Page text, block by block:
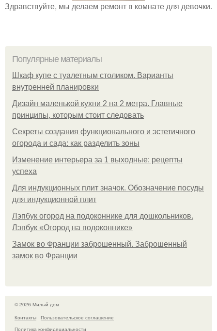
Здравствуйте, мы делаем ремонт в комнате для девочки.
Популярные материалы
Шкаф купе с туалетным столиком. Варианты
внутренней планировки
Дизайн маленькой кухни 2 на 2 метра. Главные
принципы, которым стоит следовать
Секреты создания функционального и эстетичного
огорода и сада: как разделить зоны
Изменение интерьера за 1 выходные: рецепты
успеха
Для индукционных плит значок. Обозначение посуды
для индукционной плит
Лэпбук огород на подоконнике для дошкольников.
Лэпбук «Огород на подоконнике»
Замок во Франции заброшенный. Заброшенный
замок во Франции
© 2026 Милый дом
Контакты
Пользовательское соглашение
Политика конфидециальности